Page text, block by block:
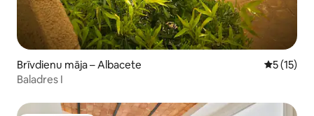
Brīvdienu māja – Albacete Vidējais
5 (15)
Baladres I